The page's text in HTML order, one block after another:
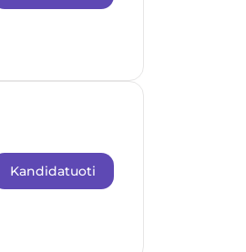
Kandidatuoti